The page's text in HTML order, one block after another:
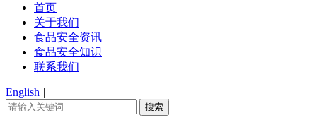
首页
关于我们
食品安全资讯
食品安全知识
联系我们
English |